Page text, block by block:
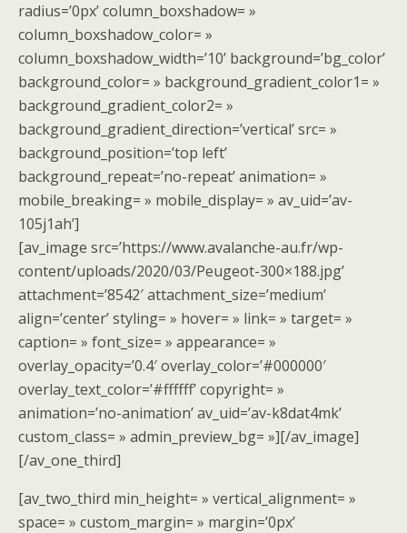
radius=’0px’ column_boxshadow= »
column_boxshadow_color= »
column_boxshadow_width=’10’ background=’bg_color’
background_color= » background_gradient_color1= »
background_gradient_color2= »
background_gradient_direction=’vertical’ src= »
background_position=’top left’
background_repeat=’no-repeat’ animation= »
mobile_breaking= » mobile_display= » av_uid=’av-
105j1ah’]
[av_image src=’https://www.avalanche-au.fr/wp-
content/uploads/2020/03/Peugeot-300×188.jpg’
attachment=’8542′ attachment_size=’medium’
align=’center’ styling= » hover= » link= » target= »
caption= » font_size= » appearance= »
overlay_opacity=’0.4′ overlay_color=’#000000′
overlay_text_color=’#ffffff’ copyright= »
animation=’no-animation’ av_uid=’av-k8dat4mk’
custom_class= » admin_preview_bg= »][/av_image]
[/av_one_third]
[av_two_third min_height= » vertical_alignment= »
space= » custom_margin= » margin=’0px’